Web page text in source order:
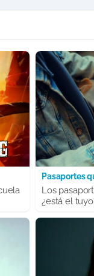
Pasaportes
Los
¿está el